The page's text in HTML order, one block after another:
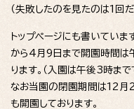
（失敗したのを見たのは1回だ
トップページにも書いていま
から4月9日まで開園時間は
ります。（入園は午後3時まで
なお当園の閉園期間は12月
も開園しております。